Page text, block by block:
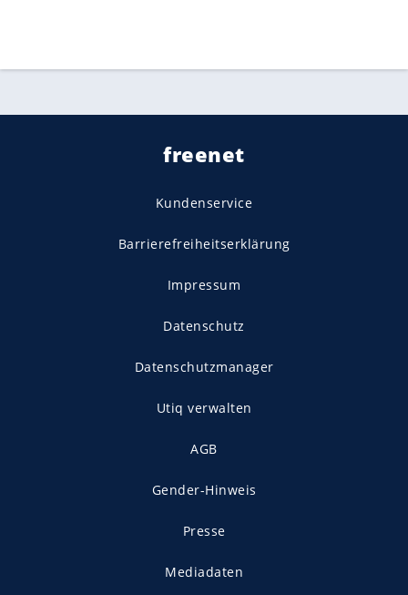
freenet
Kundenservice
Barrierefreiheitserklärung
Impressum
Datenschutz
Datenschutzmanager
Utiq verwalten
AGB
Gender-Hinweis
Presse
Mediadaten